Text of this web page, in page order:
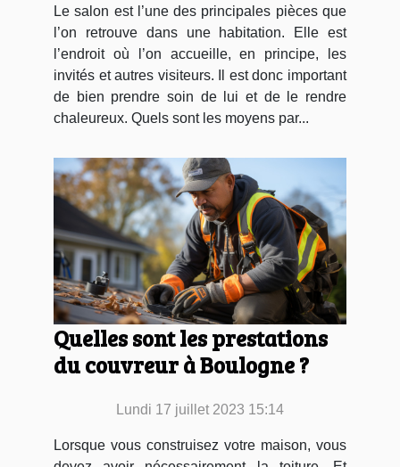
Le salon est l’une des principales pièces que
l’on retrouve dans une habitation. Elle est
l’endroit où l’on accueille, en principe, les
invités et autres visiteurs. Il est donc important
de bien prendre soin de lui et de le rendre
chaleureux. Quels sont les moyens par...
Quelles sont les prestations
du couvreur à Boulogne ?
Lundi 17 juillet 2023 15:14
Lorsque vous construisez votre maison, vous